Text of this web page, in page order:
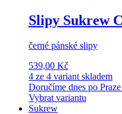
Slipy Sukrew
černé pánské slipy
539,00 Kč
4 ze 4 variant skladem
Doručíme dnes po
Vybrat variantu
Sukrew